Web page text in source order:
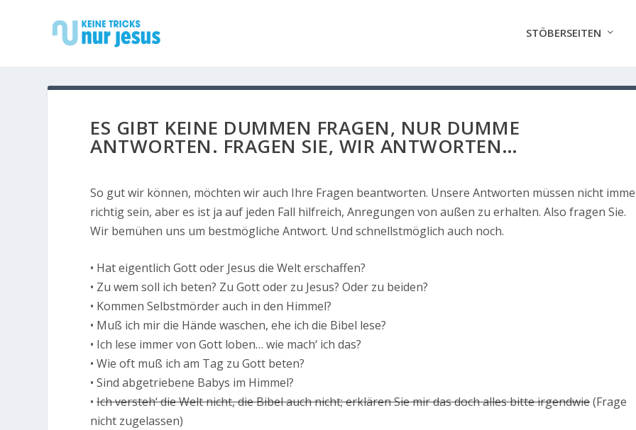
STÖBERSEITEN
ES GIBT KEINE DUMMEN FRAGEN, NUR DUMME
ANTWORTEN. FRAGEN SIE, WIR ANTWORTEN…
So gut wir können, möchten wir auch Ihre Fragen beantworten. Unsere Antworten müssen nicht
richtig sein, aber es ist ja auf jeden Fall hilfreich, Anregungen von außen zu erhalten. Also fragen Sie.
Wir bemühen uns um bestmögliche Antwort. Und schnellstmöglich auch noch.
• Hat eigentlich Gott oder Jesus die Welt erschaffen?
• Zu wem soll ich beten? Zu Gott oder zu Jesus? Oder zu beiden?
• Kommen Selbstmörder auch in den Himmel?
• Muß ich mir die Hände waschen, ehe ich die Bibel lese?
• Ich lese immer von Gott loben… wie mach‘ ich das?
• Wie oft muß ich am Tag zu Gott beten?
• Sind abgetriebene Babys im Himmel?
•Ich versteh‘ die Welt nicht, die Bibel auch nicht; erklären Sie mir das doch alles bitte irgendwie(Frage
nicht zugelassen)